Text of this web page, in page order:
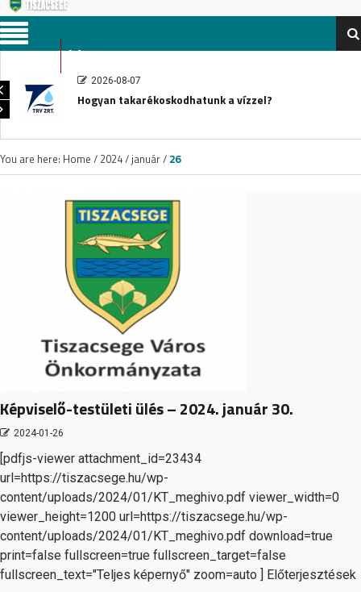
Menu
2026-08-07
Hogyan takarékoskodhatunk a vízzel?
You are here: Home / 2024/ január/ 26
Képviselő-testületi ülés – 2024. január 30.
2024-01-26
[pdfjs-viewer attachment_id=23434
url=https://tiszacsege.hu/wp-
content/uploads/2024/01/KT_meghivo.pdf viewer_width=0
viewer_height=1200 url=https://tiszacsege.hu/wp-
content/uploads/2024/01/KT_meghivo.pdf download=true
print=false fullscreen=true fullscreen_target=false
fullscreen_text="Teljes képernyő" zoom=auto ] Előterjesztések